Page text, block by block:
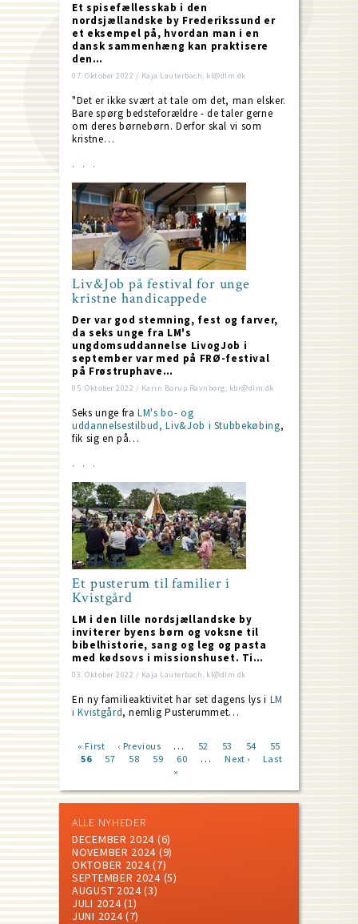
Et spisefællesskab i den
nordsjællandske by Frederikssund er
et eksempel på, hvordan man i en
dansk sammenhæng kan praktisere
den…
07. Oktober 2022 / Kaja Lauterbach, kl@dlm.dk
"Det er ikke svært at tale om det, man elsker.
Bare spørg bedsteforældre - de taler gerne
om deres børnebørn. Derfor skal vi som
kristne…
Liv&Job på festival for unge
kristne handicappede
Der var god stemning, fest og farver,
da seks unge fra LM's
ungdomsuddannelse LivogJob i
september var med på FRØ-festival
på Frøstruphave…
05. Oktober 2022 / Karin Borup Ravnborg; kbr@dlm.dk
Seks unge fraLM's bo- og
uddannelsestilbud, Liv&Job i Stubbekøbing,
fik sig en på…
Et pusterum til familier i
Kvistgård
LM i den lille nordsjællandske by
inviterer byens børn og voksne til
bibelhistorie, sang og leg og pasta
med kødsovs i missionshuset. Ti…
03. Oktober 2022 / Kaja Lauterbach, kl@dlm.dk
En ny familieaktivitet har set dagens lys i LM
i Kvistgård, nemlig Pusterummet…
Pagination
First
page
« First
Previous
page
‹ Previous … Page
52 Page
53 Page
54 Page
55
Current
56 Page
57 Page
58 Page
59 Page
60 …
Next
Next ›
Last
Last
»
ALLE NYHEDER
DECEMBER 2024 (6)
NOVEMBER 2024 (9)
OKTOBER 2024(7)
SEPTEMBER 2024(5)
AUGUST 2024(3)
JULI 2024(1)
JUNI 2024(7)